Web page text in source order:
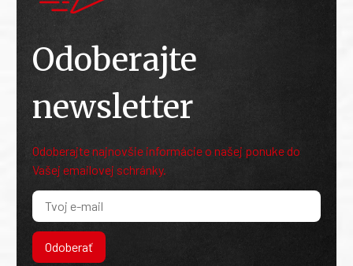
Odoberajte
newsletter
Odoberajte najnovšie informácie o našej ponuke do
Vašej emailovej schránky.
Odoberať